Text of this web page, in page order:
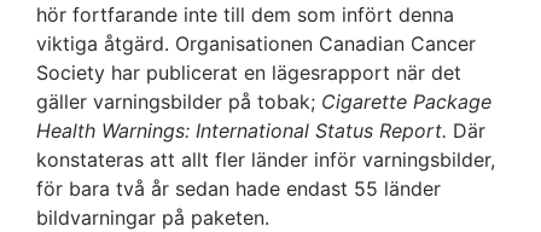
hör fortfarande inte till dem som infört denna
viktiga åtgärd. Organisationen Canadian Cancer
Society har publicerat en lägesrapport när det
gäller varningsbilder på tobak; Cigarette Package
Health Warnings: International Status Report. Där
konstateras att allt fler länder inför varningsbilder,
för bara två år sedan hade endast 55 länder
bildvarningar på paketen.